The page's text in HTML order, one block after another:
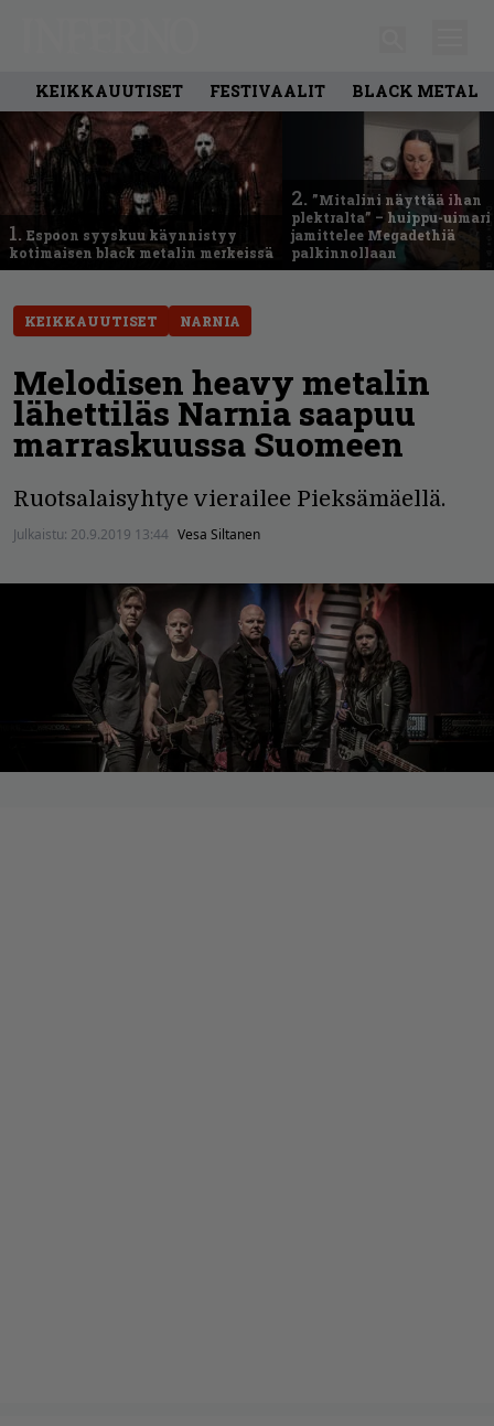
KEIKKAUUTISET FESTIVAALIT BLACK METAL
1. Espoon syyskuu käynnistyy
kotimaisen black metalin merkeissä
2. ”Mitalini näyttää ihan
plektralta” – huippu-uimari
jamittelee Megadethiä
palkinnollaan
KEIKKAUUTISET NARNIA
Melodisen heavy metalin
lähettiläs Narnia saapuu
marraskuussa Suomeen
Ruotsalaisyhtye vierailee Pieksämäellä.
Julkaistu: 20.9.2019 13:44 Vesa Siltanen